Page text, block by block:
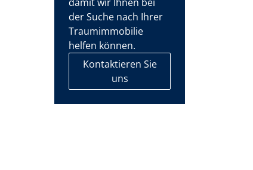
der Suche nach Ihrer
Traumimmobilie
helfen können.
Kontaktieren Sie
uns